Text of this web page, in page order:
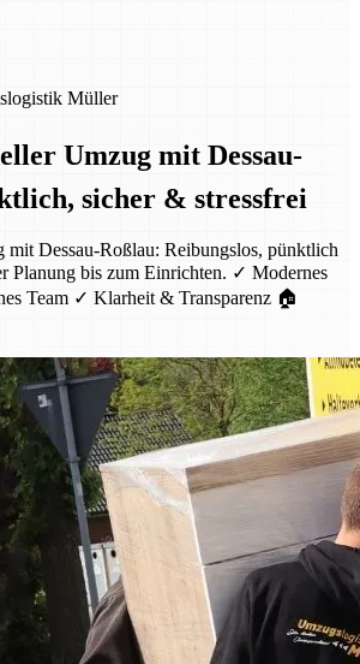
Müller
Umzug mit Dessau-
sicher & stressfrei
mit Dessau-Roßlau: Reibungslos, pünktlich
Planung bis zum Einrichten. ✓ Modernes
Team ✓ Klarheit & Transparenz 🏠